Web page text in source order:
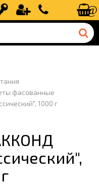
Вход Регистрация+7 (499) 110-
фасованные
1000 г